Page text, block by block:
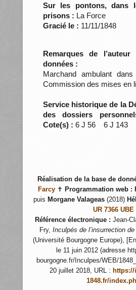
Sur les pontons, dans
prisons : La Force
Gracié le : 11/11/1848
Remarques de
données :
Marchand ambulant
Commission des mises en
Service historique de la
des dossiers
Cote(s) : 6 J 56 6 J 143
Réalisation de la base de
Farcy ✝ Programmation web :
puis Morgane Valageas (2018)
UR 7366 UBE
Référence électronique : Jean-
Fry, Inculpés de l’insurrection
(Université Bourgogne Europe),
le 11 juin 2012 (adresse
bourgogne.fr/Inculpes/WEB/
20 juillet 2018, URL :
1848.fr/